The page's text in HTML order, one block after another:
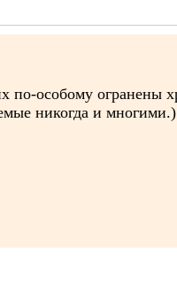
особому огранены
никогда и многими.)